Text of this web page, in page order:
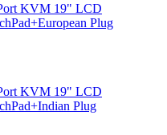
KVM 19" LCD
Plug
KVM 19" LCD
Plug